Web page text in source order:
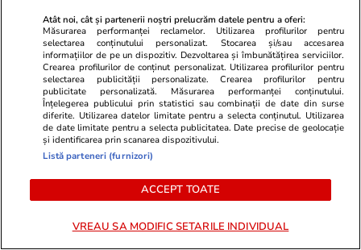
Elle.ro
Corina Caragea, reacție tranșantă
despre comentariile negative.
Prezentatoarea a dezvăluit că a
fost jignită și amenințată: „Un
lucru cred că e important de spus
clar...”
Unica.ro
Mirabela
flancată de
aflat
de Apel
MONDEN
Stiri Mondene
Atât noi, cât și partenerii noștri prelucrăm datele pentru a oferi:
Măsurarea performanței reclamelor. Utilizarea profilurilor pentru
selectarea conținutului personalizat. Stocarea și/sau accesarea
informațiilor de pe un dispozitiv. Dezvoltarea și îmbunătățirea serviciilor.
Crearea profilurilor de conținut personalizat. Utilizarea profilurilor pentru
selectarea publicității personalizate. Crearea profilurilor pentru
publicitate personalizată. Măsurarea performanței conținutului.
Înțelegerea publicului prin statistici sau combinații de date din surse
diferite. Utilizarea datelor limitate pentru a selecta conținutul. Utilizarea
de date limitate pentru a selecta publicitatea. Date precise de geolocație
și identificarea prin scanarea dispozitivului.
Listă parteneri (furnizori)
ACCEPT TOATE
VREAU SA MODIFIC SETARILE INDIVIDUAL